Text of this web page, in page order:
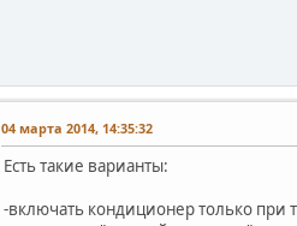
04 марта 2014, 14:35:32
Есть такие варианты:
-включать кондиционер только при